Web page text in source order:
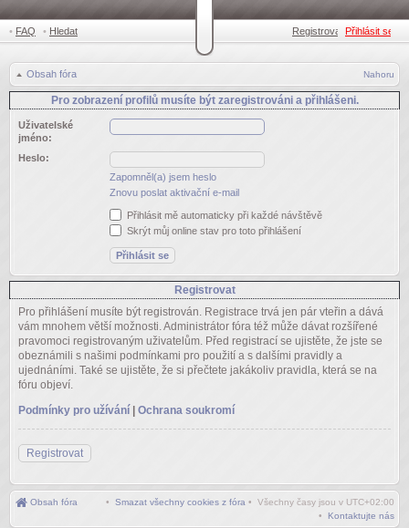
• FAQ • Hledat Registrovat •
Přihlásit se
Obsah fóra Nahoru
Pro zobrazení profilů musíte být zaregistrováni a přihlášeni.
Uživatelské
jméno:
Heslo:
Zapomněl(a) jsem heslo
Znovu poslat aktivační e-mail
Přihlásit mě automaticky při každé návštěvě
Skrýt můj online stav pro toto přihlášení
Registrovat
Pro přihlášení musíte být registrován. Registrace trvá jen pár vteřin a dává
vám mnohem větší možnosti. Administrátor fóra též může dávat rozšířené
pravomoci registrovaným uživatelům. Před registrací se ujistěte, že jste se
obeznámili s našimi podmínkami pro použití a s dalšími pravidly a
ujednáními. Také se ujistěte, že si přečtete jakákoliv pravidla, která se na
fóru objeví.
Podmínky pro užívání
Ochrana soukromí
Registrovat
Obsah fóra • Všechny časy jsou v UTC+02:00
• Smazat všechny cookies z fóra
• Kontaktujte nás